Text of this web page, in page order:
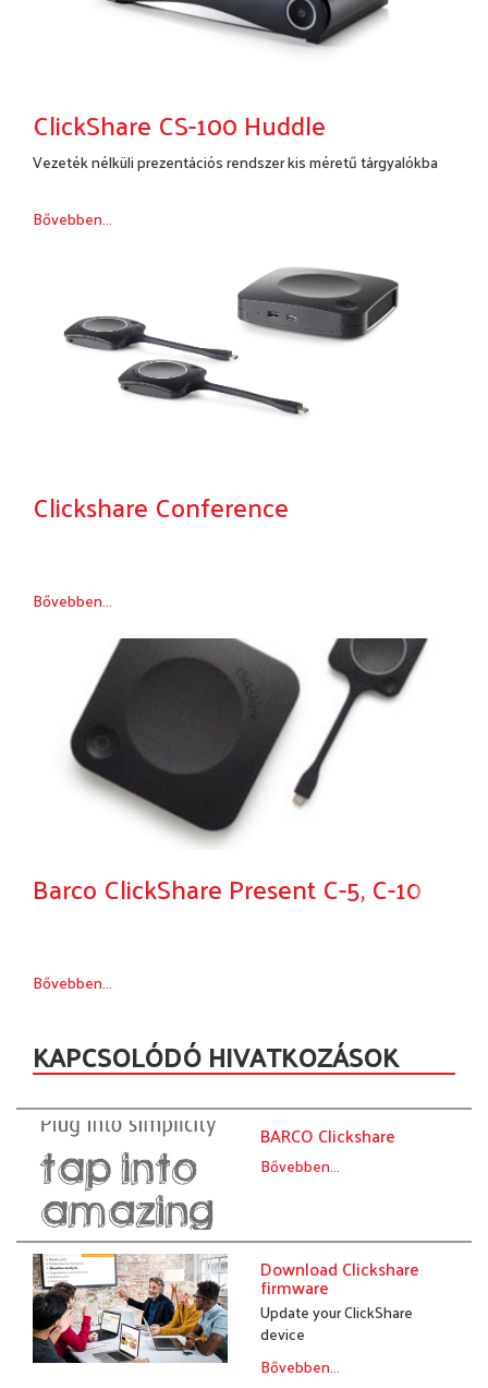
ClickShare CS-100 Huddle
Vezeték nélküli prezentációs rendszer kis méretű tárgyalókba
Bővebben...
Clickshare Conference
Bővebben...
Barco ClickShare Present C-5, C-10
Bővebben...
KAPCSOLÓDÓ HIVATKOZÁSOK
BARCO Clickshare
Bővebben...
Download Clickshare
firmware
Update your ClickShare
device
Bővebben...